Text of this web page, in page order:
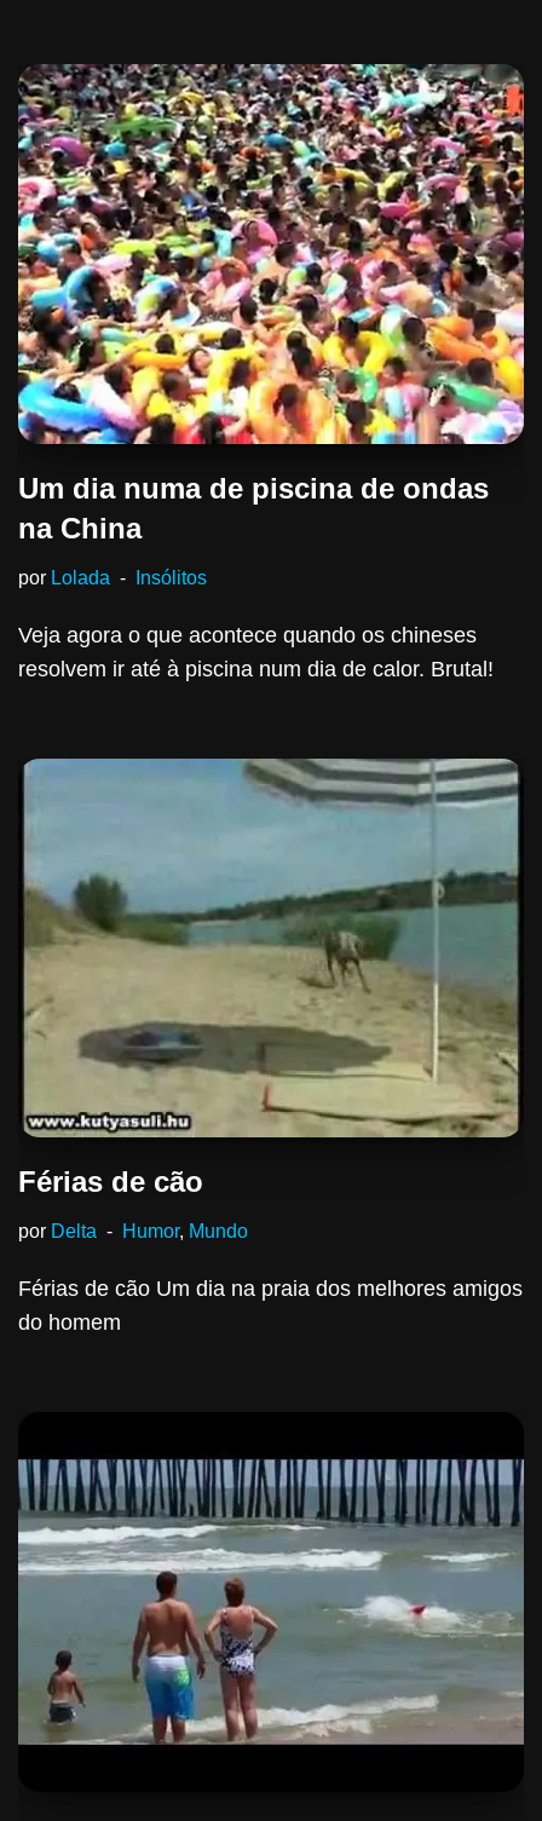
Um dia numa de piscina de ondas
na China
por Lolada Insólitos
Veja agora o que acontece quando os chineses
resolvem ir até à piscina num dia de calor. Brutal!
Férias de cão
por Delta Humor, Mundo
Férias de cão Um dia na praia dos melhores amigos
do homem